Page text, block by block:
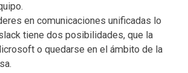
en comunicaciones unificadas lo
tiene dos posibilidades, que la
o quedarse en el ámbito de la